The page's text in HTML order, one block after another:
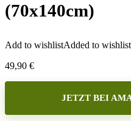
(70x140cm)
Add to wishlistAdded to wishlist
49,90 €
JETZT BEI